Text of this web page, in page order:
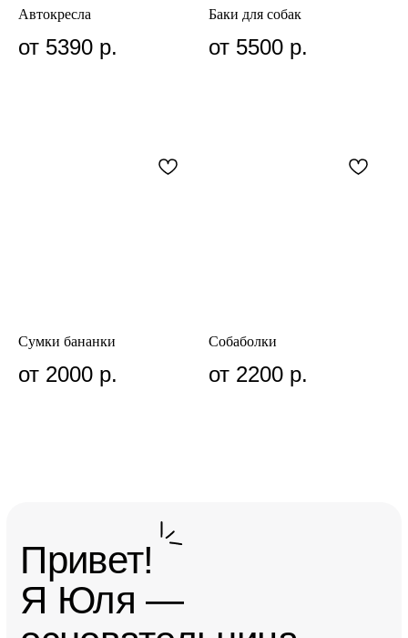
Автокресла
от 5390 р.
Баки для собак
от 5500 р.
Сумки бананки
от 2000 р.
Собаболки
от 2200 р.
Rachel WOW
За это время мы разработали
по настоящему функциональные вещи для